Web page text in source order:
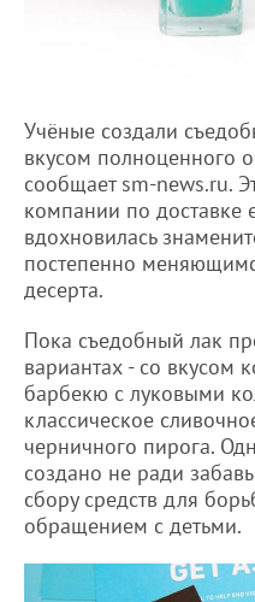
Учёные создали
вкусом полноценного
сообщает sm-news.ru.
компании по доставке
вдохновилась
постепенно
десерта.
Пока съедобный лак
вариантах - со вкусом
барбекю с луковыми
классическое
черничного пирога.
создано не ради
сбору средств для
обращением с детьми.